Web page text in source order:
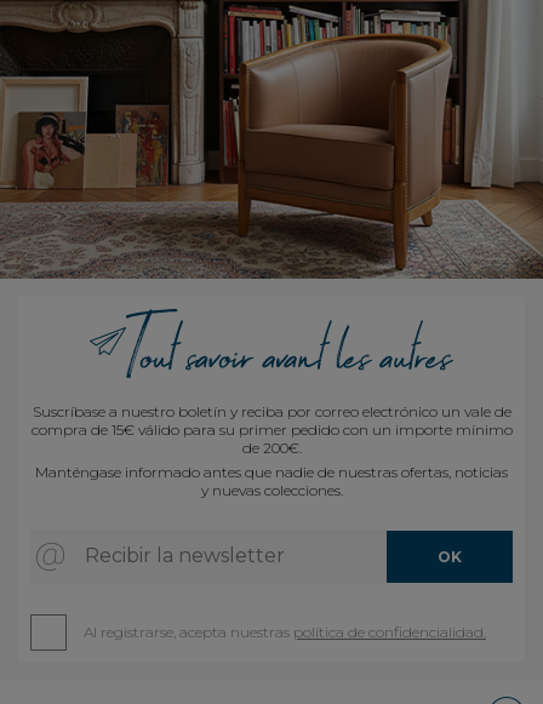
Suscríbase a nuestro boletín y reciba por correo electrónico un vale de
compra de 15€ válido para su primer pedido con un importe mínimo
de 200€.
Manténgase informado antes que nadie de nuestras ofertas, noticias
y nuevas colecciones.
Recibir la newsletter OK
Al registrarse, acepta nuestras política de confidencialidad.